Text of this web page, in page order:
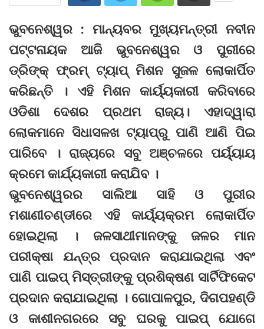
ଭୁବନେଶ୍ୱର : ମାନ୍ୟବର ମୁଖ୍ୟମନ୍ତ୍ରୀ ନବୀନ
ପଟ୍ଟନାୟକ ଆଜି ଭୁବନେଶ୍ୱର ଓ ପୁରୀରେ
ଡ୍ରିଙ୍କ୍ ଫ୍ରମ୍ ଟ୍ୟାପ୍ ମିଶନ ସୁଜଳ ଲୋକାର୍ପିତ
କରିଛନ୍ତି । ଏହି ମିଶନ କାର୍ୟ୍ୟକାରୀ କରିବାରେ
ଓଡିଶା ଦେଶର ପ୍ରଥମ ରାଜ୍ୟ। ଏହାଦ୍ୱାରା
ଲୋକମାନେ ସିଧାସଳଖ ଟ୍ୟାପ୍‌ରୁ ପାଣି ଆଣି ପିଇ
ପାରିବେ । ରାଜ୍ୟରେ ସବୁ ଅଞ୍ଚଳରେ ପର୍ୟ୍ୟାୟ
କ୍ରମେ କାର୍ଯ୍ୟକାରୀ କରାଯିବ ।
ଭୁବନେଶ୍ୱରର ସାଲିଆ ସାହି ଓ ପୁରୀର
ମଶାଣୀଚଣ୍ଡୀରେ ଏହି କାର୍ୟ୍ୟକ୍ରମ ଲୋକାର୍ପିତ
ହୋଇଥିଲା । ଜଳସାଥୀମାନଙ୍କୁ ଜଳର ମାନ
ପରୀକ୍ଷା ଯନ୍ତ୍ର ପ୍ରଦାନ କରାଯାଇଥିଲା ଏବଂ
ପାଣି ପାଇପ୍ ମିସ୍ତ୍ରୀଙ୍କୁ ପ୍ରଶିକ୍ଷଣ ସାର୍ଟିଫିକେଟ
ପ୍ରଦାନ କରାଯାଇଥିଲା । ଗୋପାଳପୁର, ଦିଗପହଣ୍ଡି
ଓ କାଶୀନଗରରେ ସବୁ ଘରକୁ ପାଇପ୍ ଯୋଗେ